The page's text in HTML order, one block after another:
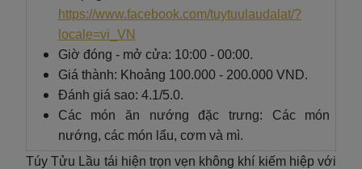
https://www.facebook.com/tuytuulaudalat/?
locale=vi_VN
Giờ đóng - mở cửa: 10:00 - 00:00.
Giá thành: Khoảng 100.000 - 200.000 VND.
Đánh giá sao: 4.1/5.0.
Các món ăn nướng đặc trưng: Các món
nướng, các món lẩu, cơm và mì.
Túy Tửu Lầu tái hiện trọn vẹn không khí kiếm hiệp với